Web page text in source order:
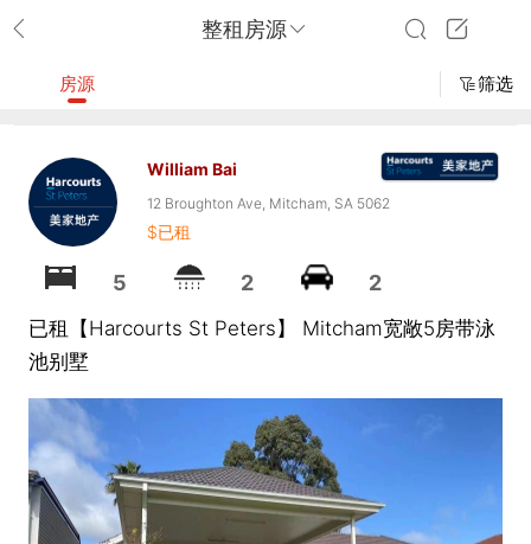
整租房源
房源 筛选
William Bai
12 Broughton Ave, Mitcham, SA 5062
$已租
5 2 2
已租【Harcourts St Peters】 Mitcham宽敞5房带泳
池别墅